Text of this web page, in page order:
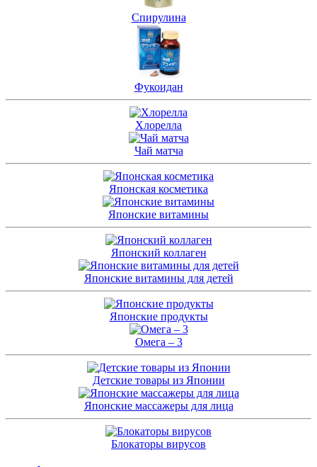
Спирулина
Фукоидан
Хлорелла
Чай матча
Японская косметика
Японские витамины
Японский коллаген
Японские витамины для детей
Японские продукты
Омега – 3
Детские товары из Японии
Японские массажеры для лица
Блокаторы вирусов